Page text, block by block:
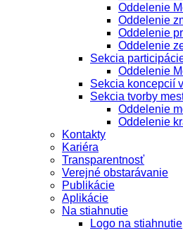
Oddelenie
Oddelenie
Oddelenie
Oddelenie
Sekcia
Oddelenie
Sekcia koncepcií
Sekcia tvorby
Oddelenie
Oddelenie
Kontakty
Kariéra
Transparentnosť
Verejné obstarávanie
Publikácie
Aplikácie
Na stiahnutie
Logo na stiahnutie